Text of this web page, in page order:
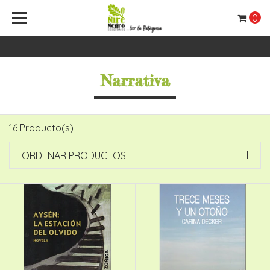
0
Narrativa
16 Producto(s)
ORDENAR PRODUCTOS